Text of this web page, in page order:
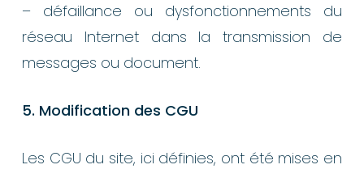
– défaillance ou dysfonctionnements du
réseau Internet dans la transmission de
messages ou document.
5. Modification des CGU
Les CGU du site, ici définies, ont été mises en